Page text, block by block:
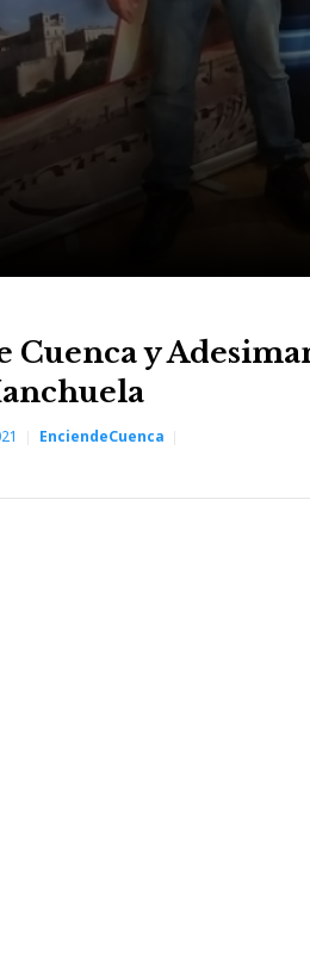
Cuenca y
EnciendeCuenca